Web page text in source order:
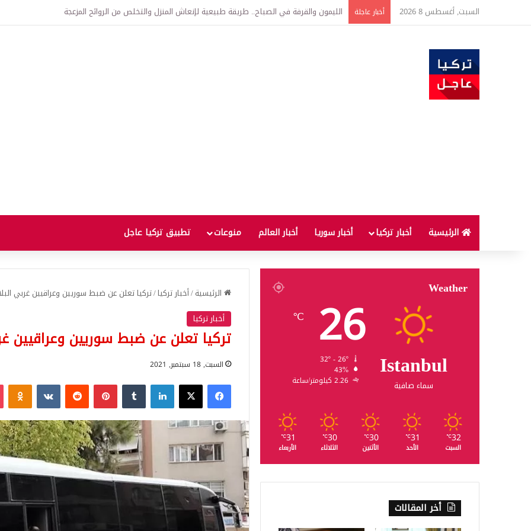
السبت, أغسطس 8 2026 أخبار عاجلة تفاصيل جديدة بعد توقيع اتفاقية الدفاع بين تركيا والسعودية وباكستان.. ما الهدف من التحالف الثلاثي؟
الرئيسية أخبار تركيا أخبار سوريا أخبار العالم منوعات تطبيق تركيا عاجل
الرئيسية/أخبار تركيا/تركيا تعلن عن ضبط سوريين وعراقيين غربي
أخبار تركيا
تركيا تعلن عن ضبط سوريين وعراقيين
السبت, 18 سبتمبر, 2021
فيسبوك‫X لينكدإن بينتيريست
Weather
Istanbul
سماء صافية
26
℃
43%
2.26 كيلومتر/ساعة
32
℃
السبت
31
℃
الأحد
30
℃
الأثنين
30
℃
الثلاثاء
31
℃
الأربعاء
أخر المقالات